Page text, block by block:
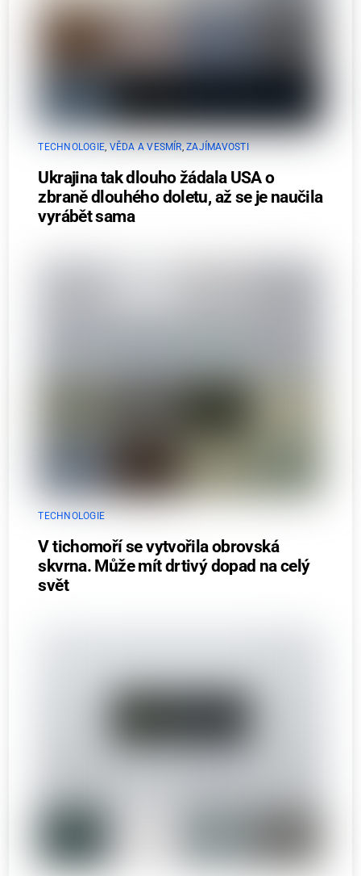
TECHNOLOGIE VĚDA A VESMÍR ,ZAJÍMAVOSTI
Ukrajina tak dlouho žádala USA o
zbraně dlouhého doletu, až se je naučila
vyrábět sama
TECHNOLOGIE
V tichomoří se vytvořila obrovská
skvrna. Může mít drtivý dopad na celý
svět